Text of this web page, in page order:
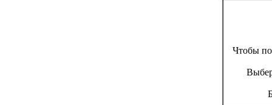
Чтобы